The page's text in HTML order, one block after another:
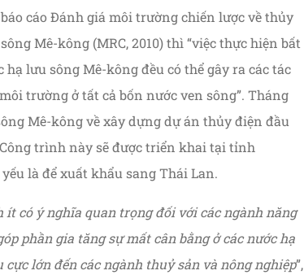
cáo Đánh giá môi trường chiến lược về thủy
Mê-kông (MRC, 2010) thì “việc thực hiện bất
lưu sông Mê-kông đều có thể gây ra các tác
trường ở tất cả bốn nước ven sông”. Tháng
Mê-kông về xây dựng dự án thủy điện đầu
trình này sẽ được triển khai tại tỉnh
là để xuất khẩu sang Thái Lan.
ít có ý nghĩa quan trọng đối với các ngành năng
phần gia tăng sự mất cân bằng ở các nước hạ
cực lớn đến các ngành thuỷ sản và nông nghiệp”,